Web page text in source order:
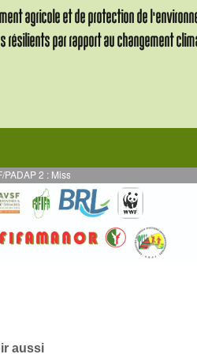
2 : Mission de supervision des activités
aussi